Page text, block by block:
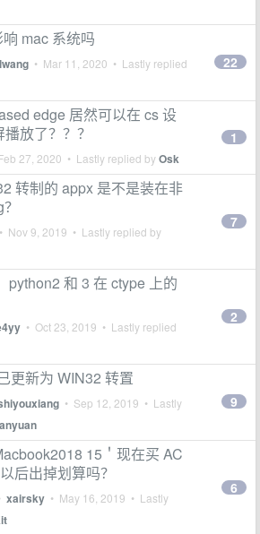
mac 系统吗
• Mar 11, 2020 • Lastly replied
22
edge 居然可以在 cs 设
放了？？？
27, 2020 • Lastly replied byOsk
1
转制的 appx 是不是装在非
• Nov 9, 2019 • Lastly replied by
7
python2 和 3 在 ctype 上的
• Oct 23, 2019 • Lastly replied
2
更新为 WIN32 转置
• Sep 12, 2019 • Lastly
9
15＇现在买 AC
后出掉划算吗？
xairsky • May 16, 2019 • Lastly
6